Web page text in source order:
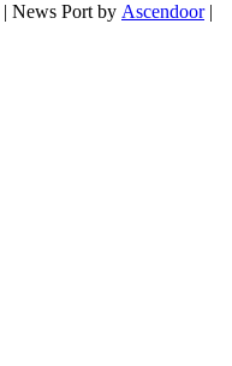
| News Port by Ascendoor|